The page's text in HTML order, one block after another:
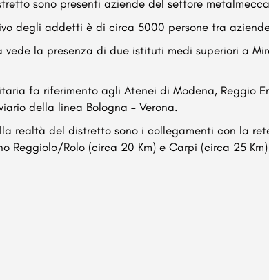
sono presenti aziende del settore
degli addetti è di circa 5000 persone tra
vede la presenza di due istituti medi superiori a
fa riferimento agli Atenei di Modena,
della linea Bologna – Verona.
realtà del distretto sono i collegamenti con la
Reggiolo/Rolo (circa 20 Km) e Carpi (circa 25